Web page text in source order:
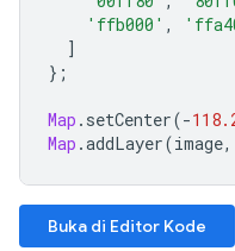
'ffb000' ,
]
};
Map . setCenter(-
Map .addLayer(image,
Buka di Editor Kode